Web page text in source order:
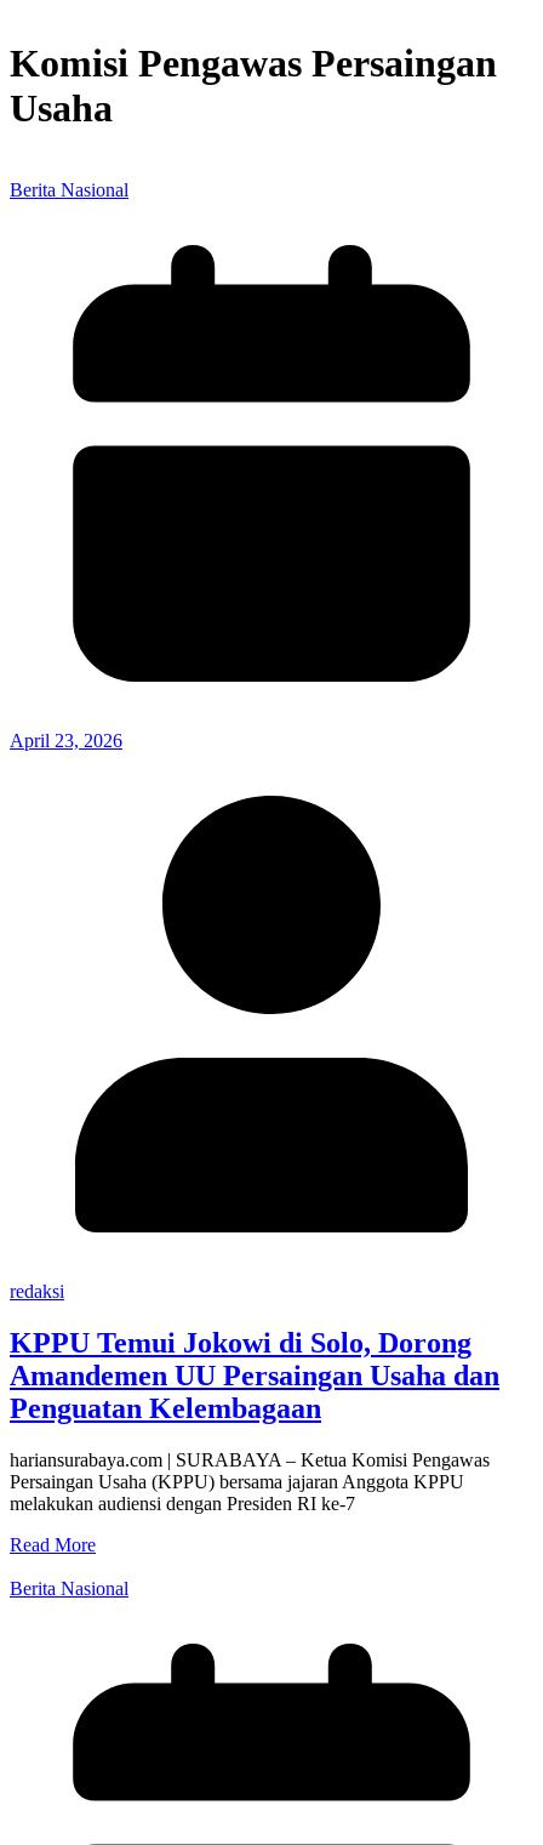
Komisi Pengawas Persaingan
Usaha
Berita Nasional
April 23, 2026
redaksi
KPPU Temui Jokowi di Solo, Dorong
Amandemen UU Persaingan Usaha dan
Penguatan Kelembagaan
hariansurabaya.com | SURABAYA – Ketua Komisi Pengawas
Persaingan Usaha (KPPU) bersama jajaran Anggota KPPU
melakukan audiensi dengan Presiden RI ke-7
Read More
Berita Nasional